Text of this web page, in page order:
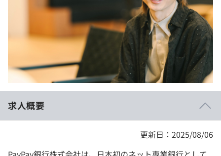
就活成功ガイド
学校向けプラン
契約内容・クーポン
求人概要
更新日：2025/08/06